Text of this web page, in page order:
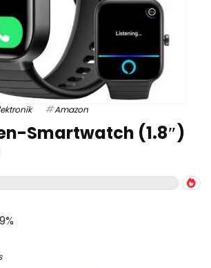
Amazon
Smartwatch (1.8″)